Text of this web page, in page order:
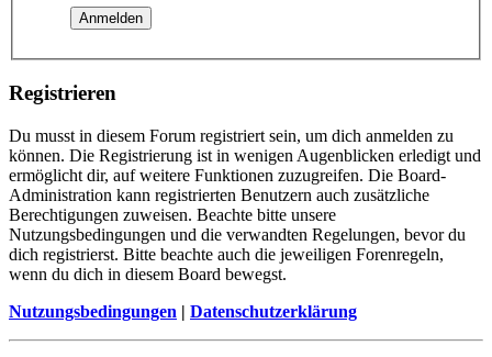
Registrieren
Du musst in diesem Forum registriert sein, um dich anmelden zu
können. Die Registrierung ist in wenigen Augenblicken erledigt und
ermöglicht dir, auf weitere Funktionen zuzugreifen. Die Board-
Administration kann registrierten Benutzern auch zusätzliche
Berechtigungen zuweisen. Beachte bitte unsere
Nutzungsbedingungen und die verwandten Regelungen, bevor du
dich registrierst. Bitte beachte auch die jeweiligen Forenregeln,
wenn du dich in diesem Board bewegst.
Nutzungsbedingungen | Datenschutzerklärung